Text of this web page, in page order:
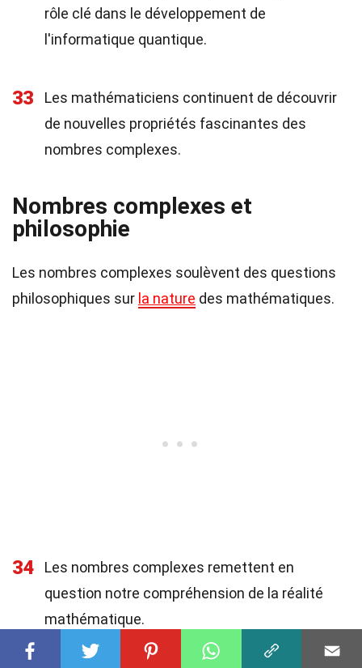
rôle clé dans le développement de
l'informatique quantique.
33
Les mathématiciens continuent de découvrir
de nouvelles propriétés fascinantes des
nombres complexes.
Nombres complexes et
philosophie
Les nombres complexes soulèvent des questions
philosophiques sur la nature des mathématiques.
34
Les nombres complexes remettent en
question notre compréhension de la réalité
mathématique.